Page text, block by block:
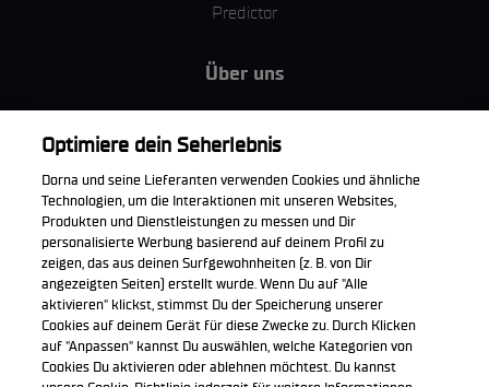
Predictor
Über uns
MotoGP Group
Cookie Richtlinien
Unternehmen & ESG
Datenschutzerklärung
Kaufrichtlinie
Die offizielle WorldSBK App herunterladen
Optimiere dein Seherlebnis
Dorna und seine Lieferanten verwenden Cookies und ähnliche
Technologien, um die Interaktionen mit unseren Websites,
Produkten und Dienstleistungen zu messen und Dir
personalisierte Werbung basierend auf deinem Profil zu
zeigen, das aus deinen Surfgewohnheiten (z. B. von Dir
angezeigten Seiten) erstellt wurde. Wenn Du auf "Alle
aktivieren" klickst, stimmst Du der Speicherung unserer
Cookies auf deinem Gerät für diese Zwecke zu. Durch Klicken
auf "Anpassen" kannst Du auswählen, welche Kategorien von
Cookies Du aktivieren oder ablehnen möchtest. Du kannst